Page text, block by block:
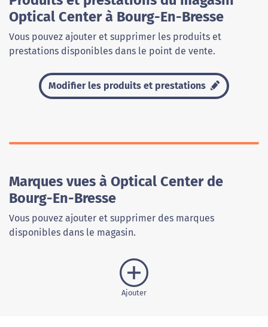
Optical Center à Bourg-En-Bresse
Vous pouvez ajouter et supprimer les produits et
prestations disponibles dans le point de vente.
Modifier les produits et prestations
Marques vues à Optical Center de
Bourg-En-Bresse
Vous pouvez ajouter et supprimer des marques
disponibles dans le magasin.
Ajouter